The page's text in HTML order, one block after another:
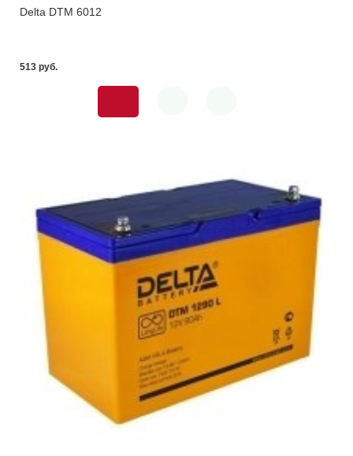
Delta DTM 6012
513 pуб.